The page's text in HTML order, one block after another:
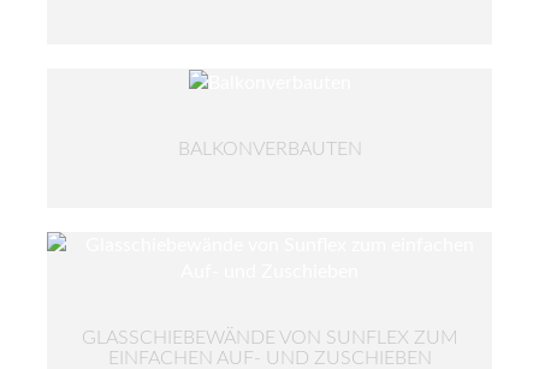
BALKONVERBAUTEN
GLASSCHIEBEWÄNDE VON SUNFLEX ZUM
EINFACHEN AUF- UND ZUSCHIEBEN